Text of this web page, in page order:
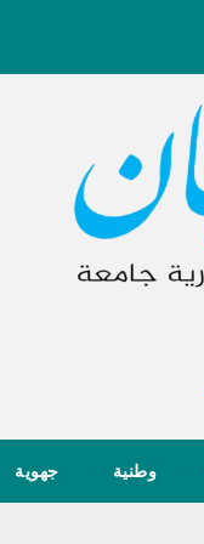
وطنية جهوية